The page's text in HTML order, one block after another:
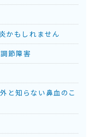
かもしれません
節障害
と知らない鼻血のこ